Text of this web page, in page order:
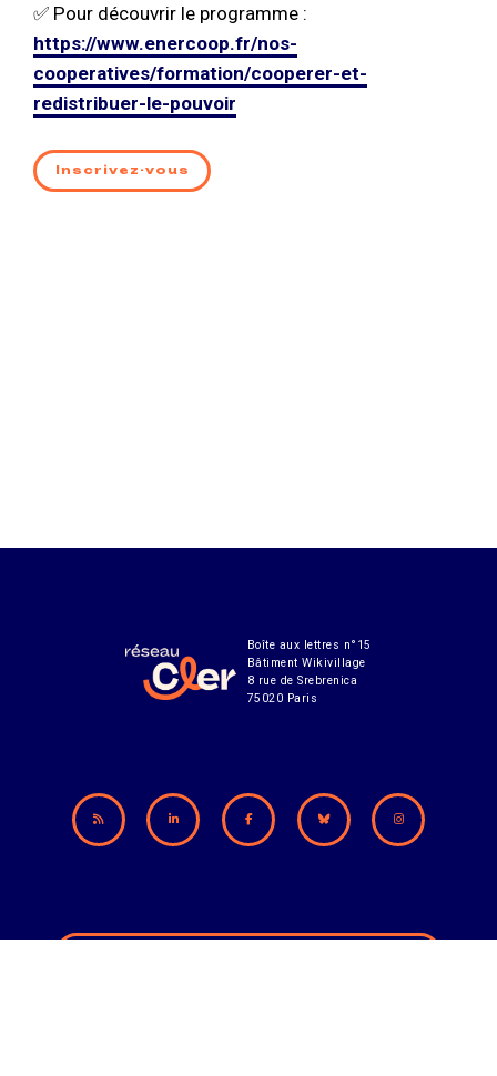
✅ Pour découvrir le programme :
https://www.enercoop.fr/nos-
cooperatives/formation/cooperer-et-
redistribuer-le-pouvoir
Inscrivez-vous
Boîte aux lettres n°15
Bâtiment Wikivillage
8 rue de Srebrenica
75020 Paris